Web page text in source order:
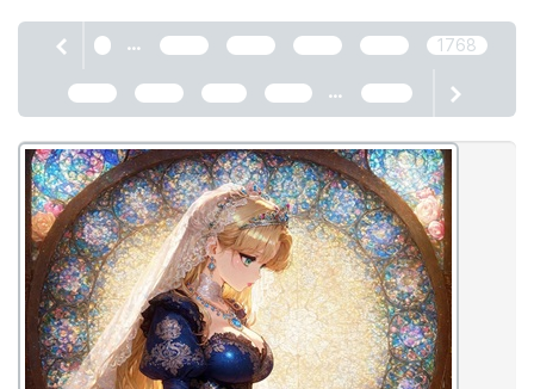
... 1768
...